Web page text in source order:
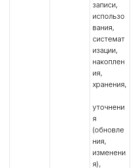
записи,
использо
вания,
системат
изации,
накоплен
ия,
хранения,
уточнени
я
(обновле
ния,
изменени
я),